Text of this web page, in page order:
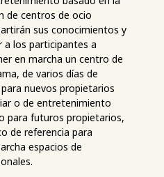
de centros de ocio
sus conocimientos y
a los participantes a
en marcha un centro de
de varios días de
nuevos propietarios
o de entretenimiento
para futuros propietarios,
de referencia para
espacios de